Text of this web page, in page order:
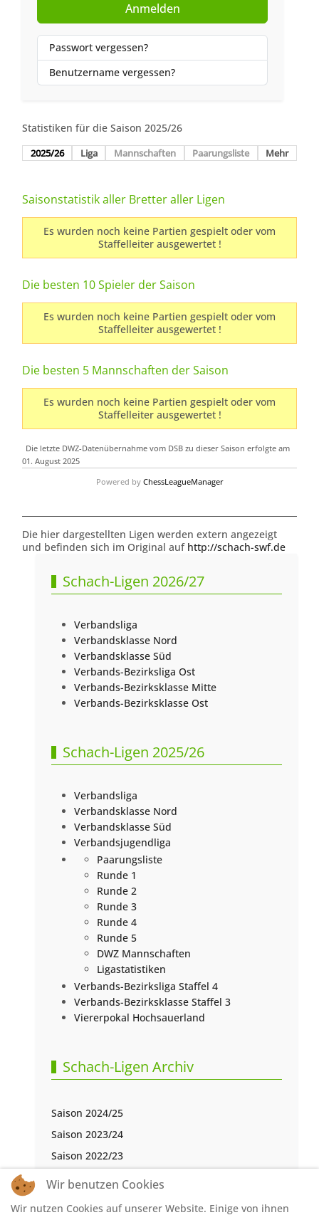
Anmelden
Passwort vergessen?
Benutzername vergessen?
Statistiken für die Saison 2025/26
2025/26 Liga Mannschaften Paarungsliste Mehr
Saisonstatistik aller Bretter aller Ligen
Es wurden noch keine Partien gespielt oder vom
Staffelleiter ausgewertet !
Die besten 10 Spieler der Saison
Es wurden noch keine Partien gespielt oder vom
Staffelleiter ausgewertet !
Die besten 5 Mannschaften der Saison
Es wurden noch keine Partien gespielt oder vom
Staffelleiter ausgewertet !
Die letzte DWZ-Datenübernahme vom DSB zu dieser Saison erfolgte am
01. August 2025
Powered by ChessLeagueManager
Die hier dargestellten Ligen werden extern angezeigt
und befinden sich im Original auf http://schach-swf.de
Schach-Ligen 2026/27
Verbandsliga
Verbandsklasse Nord
Verbandsklasse Süd
Verbands-Bezirksliga Ost
Verbands-Bezirksklasse Mitte
Verbands-Bezirksklasse Ost
Schach-Ligen 2025/26
Verbandsliga
Verbandsklasse Nord
Verbandsklasse Süd
Verbandsjugendliga
Paarungsliste
Runde 1
Runde 2
Runde 3
Runde 4
Runde 5
DWZ Mannschaften
Ligastatistiken
Verbands-Bezirksliga Staffel 4
Verbands-Bezirksklasse Staffel 3
Viererpokal Hochsauerland
Schach-Ligen Archiv
Saison 2024/25
Saison 2023/24
Saison 2022/23
Saison 2021/22
Wir benutzen Cookies
Wir nutzen Cookies auf unserer Website. Einige von ihnen